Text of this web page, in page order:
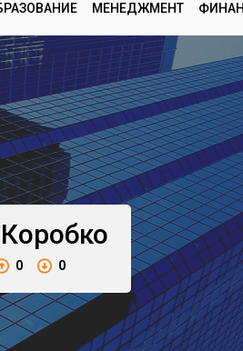
МЕНЕДЖМЕНТ
Коробко
0 0